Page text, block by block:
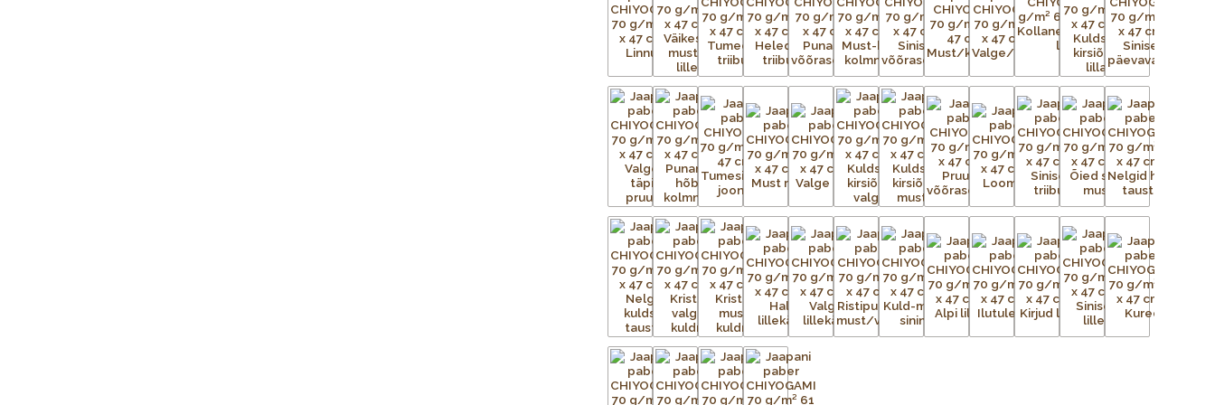
Iga Chiyogami lehe valmistamine on uskumatult töömahukas protsess. Esialgsest kujutisest
tuleb valmistada terve hulk mustriga trükivõrke, mis on terve paberilehe suurused, üks võrk
iga mustris nähtava värvi kohta.
Aluspaber liimitakse esmalt ajutiselt tasasele pinnale. Tänapäeval on kasutusel plast- ja
metallvõrgud. Metallraami peale pingutatud võrgule kantakse valgustundliku emulsiooni abil
trükitav kujutis. Trükivalmis raamid seadistatakse trükikarussellile – iga värv kantakse trükilauale
kinnitatud tootele eraldi. Soovitud kujutis on võrgus avatud, ülejäänud võrgu augud aga
kaetud. Värvi laialiajamiseks ja üleliigse värvi eemaldamiseks kasutatakse raaklit. Värv kuivab ja
kinnistub esemele kuivatustunnelis või lihtsalt õhu käes. Trükivärvid segatakse iga prindi jaoks
eritellimusel, nii et mõnikord ei ole värvid täpselt sellised nagu eelmisel partiil. Pärast värvi
pealekandmist paber kuivatatakse. Protsessi korratakse iga värvi puhul – kolm kuni 15 korda –
kuni mustrid on täielikult trükitud.